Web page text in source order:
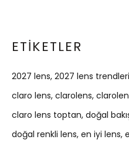
ETIKETLER
2027 lens 2027 lens trendleri
claro lens clarolens
claro lens toptan doğal
doğal renkli lens en iyi lens